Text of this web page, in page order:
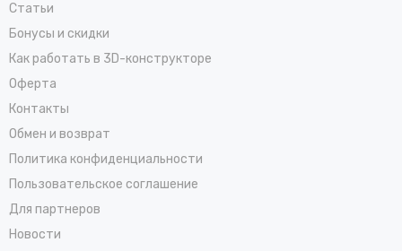
Статьи
Бонусы и скидки
Как работать в 3D-конструкторе
Оферта
Контакты
Обмен и возврат
Политика конфиденциальности
Пользовательское соглашение
Для партнеров
Новости